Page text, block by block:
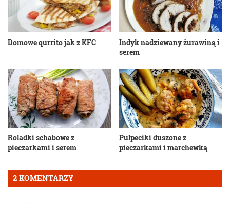
Domowe qurrito jak z KFC
Indyk nadziewany żurawiną i
serem
Roladki schabowe z
pieczarkami i serem
Pulpeciki duszone z
pieczarkami i marchewką
2 KOMENTARZY